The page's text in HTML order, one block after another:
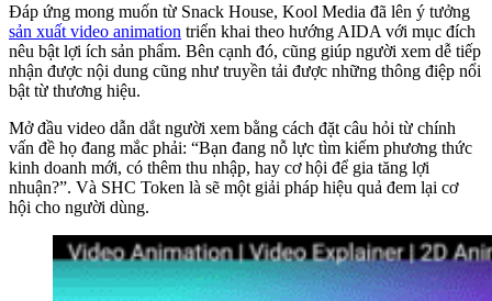
Đáp ứng mong muốn từ Snack House, Kool Media đã lên ý tưởng
sản xuất video animation triển khai theo hướng AIDA với mục đích
nêu bật lợi ích sản phẩm. Bên cạnh đó, cũng giúp người xem dễ tiếp
nhận được nội dung cũng như truyền tải được những thông điệp nổi
bật từ thương hiệu.
Mở đầu video dẫn dắt người xem bằng cách đặt câu hỏi từ chính
vấn đề họ đang mắc phải: “Bạn đang nỗ lực tìm kiếm phương thức
kinh doanh mới, có thêm thu nhập, hay cơ hội để gia tăng lợi
nhuận?”. Và SHC Token là sẽ một giải pháp hiệu quả đem lại cơ
hội cho người dùng.